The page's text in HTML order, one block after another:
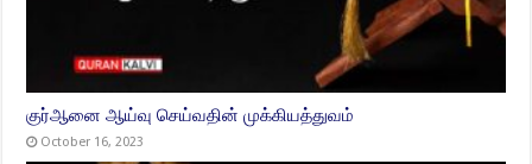
குர்ஆனை ஆய்வு செய்வதின் முக்கியத்துவம்
October 16, 2023